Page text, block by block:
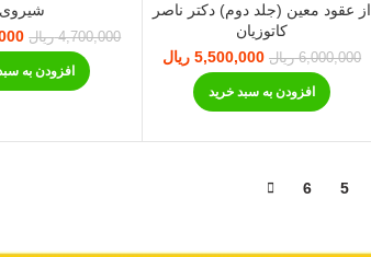
از عقود معین (جلد دوم) دکتر ناصر
کاتوزیان
6,000,000 ریال
قیمت اصلی:
بود.
5,500,000 ریال
قیمت فعلی:
افزودن به سبد خرید
شیروی
4,700,000 ریال
افزودن به
5
6